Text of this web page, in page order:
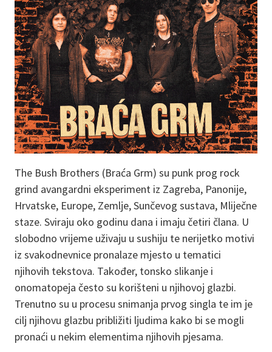
The Bush Brothers (Braća Grm) su punk prog rock
grind avangardni eksperiment iz Zagreba, Panonije,
Hrvatske, Europe, Zemlje, Sunčevog sustava, Mliječne
staze. Sviraju oko godinu dana i imaju četiri člana. U
slobodno vrijeme uživaju u sushiju te nerijetko motivi
iz svakodnevnice pronalaze mjesto u tematici
njihovih tekstova. Također, tonsko slikanje i
onomatopeja često su korišteni u njihovoj glazbi.
Trenutno su u procesu snimanja prvog singla te im je
cilj njihovu glazbu približiti ljudima kako bi se mogli
pronaći u nekim elementima njihovih pjesama.